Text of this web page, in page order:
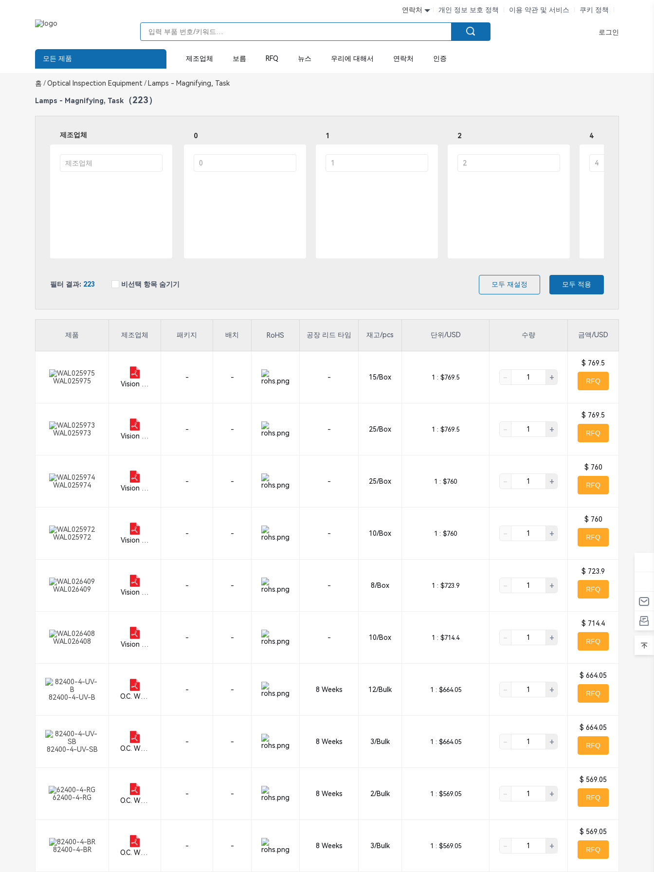
연락처 개인 정보 보호 정책 이용 약관 및 서비스 쿠키 정책
로그인
모든 제품 제조업체 보름 RFQ 뉴스 우리에 대해서 연락처 인증
홈 / Optical Inspection Equipment /Lamps - Magnifying, Task
Lamps - Magnifying, Task （223）
제조업체 0 1 2 4
필터 결과: 223 비선택 항목 숨기기 모두 재설정 모두 적용
제품 제조업체 패키지 배치 RoHS 공장 리드 타임 재고/pcs 단위/USD 수량 금액/USD
WAL025975
Vision En
- - - 15/Box 1 : $769.5 - +
$ 769.5
RFQ
WAL025973
Vision En
- - - 25/Box 1 : $769.5 - +
$ 769.5
RFQ
WAL025974
Vision En
- - - 25/Box 1 : $760 - +
$ 760
RFQ
WAL025972
Vision En
- - - 10/Box 1 : $760 - +
$ 760
RFQ
WAL026409
Vision En
- - - 8/Box 1 : $723.9 - +
$ 723.9
RFQ
WAL026408
Vision En
- - - 10/Box 1 : $714.4 - +
$ 714.4
RFQ
82400-4-UV-B
O.C. Whit
- - 8 Weeks 12/Bulk 1 : $664.05 - +
$ 664.05
RFQ
82400-4-UV-SB
O.C. Whit
- - 8 Weeks 3/Bulk 1 : $664.05 - +
$ 664.05
RFQ
62400-4-RG
O.C. Whit
- - 8 Weeks 2/Bulk 1 : $569.05 - +
$ 569.05
RFQ
82400-4-BR
O.C. Whit
- - 8 Weeks 3/Bulk 1 : $569.05 - +
$ 569.05
RFQ